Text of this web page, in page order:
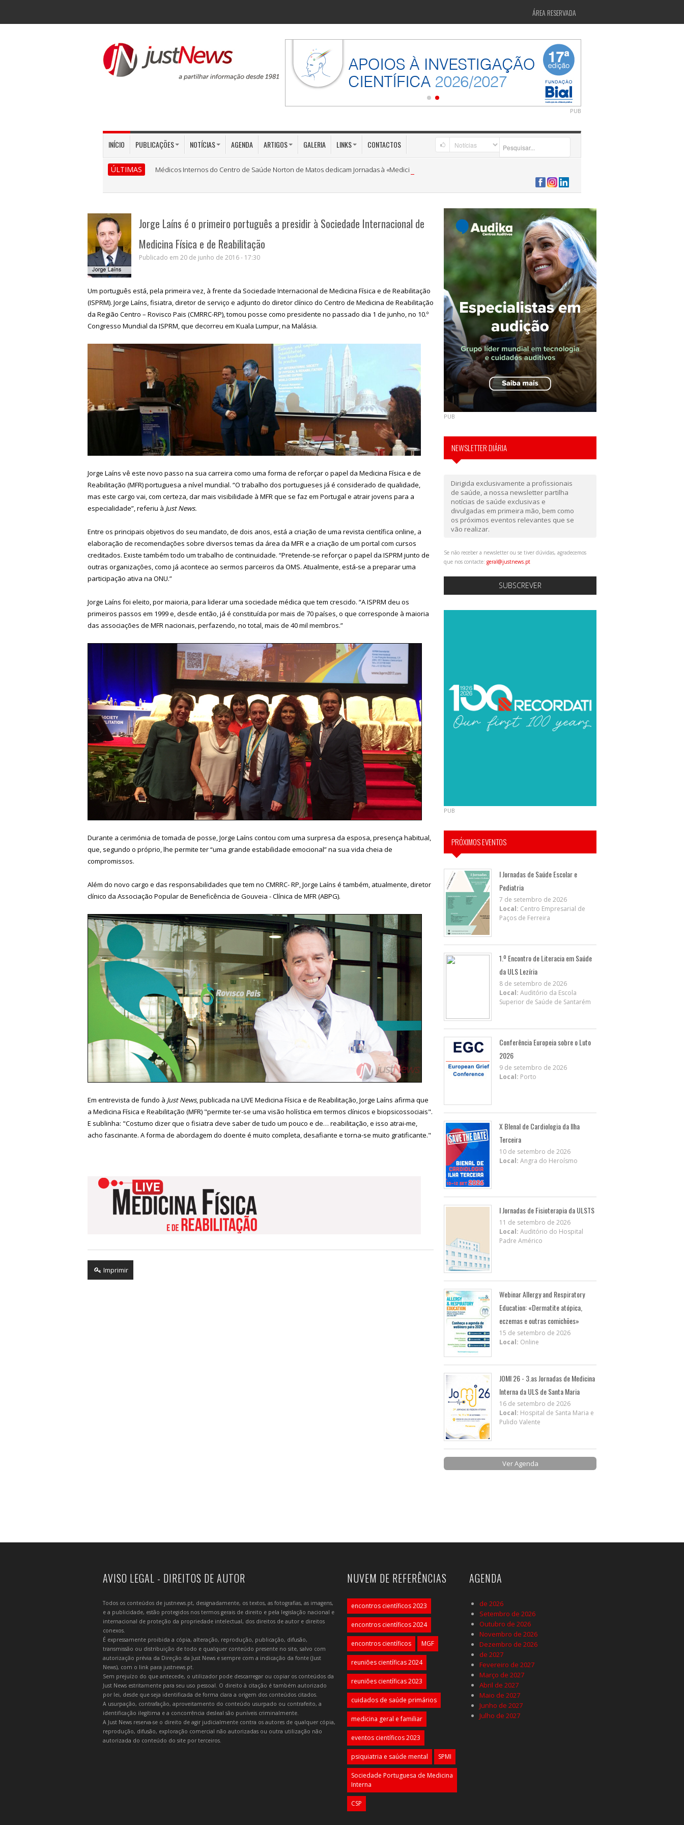
ÁREA RESERVADA
PUB
INÍCIO PUBLICAÇÕES NOTÍCIAS AGENDA ARTIGOS GALERIA LINKS CONTACTOS
ÚLTIMAS Médicos Internos do Centro de Saúde Norton de Matos dedicam Jornadas à «Medicina Preventiva»
Jorge Laíns é o primeiro português a presidir à Sociedade Internacional de
Medicina Física e de Reabilitação
Publicado em 20 de junho de 2016 - 17:30
Um português está, pela primeira vez, à frente da Sociedade Internacional de Medicina Física e de Reabilitação
(ISPRM). Jorge Laíns, fisiatra, diretor de serviço e adjunto do diretor clínico do Centro de Medicina de Reabilitação
da Região Centro – Rovisco Pais (CMRRC-RP), tomou posse como presidente no passado dia 1 de junho, no 10.º
Congresso Mundial da ISPRM, que decorreu em Kuala Lumpur, na Malásia.
Jorge Laíns vê este novo passo na sua carreira como uma forma de reforçar o papel da Medicina Física e de
Reabilitação (MFR) portuguesa a nível mundial. “O trabalho dos portugueses já é considerado de qualidade,
mas este cargo vai, com certeza, dar mais visibilidade à MFR que se faz em Portugal e atrair jovens para a
especialidade”, referiu à Just News.
Entre os principais objetivos do seu mandato, de dois anos, está a criação de uma revista científica online, a
elaboração de recomendações sobre diversos temas da área da MFR e a criação de um portal com cursos
creditados. Existe também todo um trabalho de continuidade. “Pretende-se reforçar o papel da ISPRM junto de
outras organizações, como já acontece ao sermos parceiros da OMS. Atualmente, está-se a preparar uma
participação ativa na ONU.”
Jorge Laíns foi eleito, por maioria, para liderar uma sociedade médica que tem crescido. “A ISPRM deu os
primeiros passos em 1999 e, desde então, já é constituída por mais de 70 países, o que corresponde à maioria
das associações de MFR nacionais, perfazendo, no total, mais de 40 mil membros.”
Durante a cerimónia de tomada de posse, Jorge Laíns contou com uma surpresa da esposa, presença habitual,
que, segundo o próprio, lhe permite ter “uma grande estabilidade emocional” na sua vida cheia de
compromissos.
Além do novo cargo e das responsabilidades que tem no CMRRC- RP, Jorge Laíns é também, atualmente, diretor
clínico da Associação Popular de Beneficência de Gouveia - Clínica de MFR (ABPG).
Em entrevista de fundo à Just News, publicada na LIVE Medicina Física e de Reabilitação, Jorge Laíns afirma que
a Medicina Física e Reabilitação (MFR) "permite ter-se uma visão holística em termos clínicos e biopsicossociais".
E sublinha: "Costumo dizer que o fisiatra deve saber de tudo um pouco e de… reabilitação, e isso atrai-me,
acho fascinante. A forma de abordagem do doente é muito completa, desafiante e torna-se muito gratificante."
Imprimir
PUB
NEWSLETTER DIÁRIA
Dirigida exclusivamente a profissionais
de saúde, a nossa newsletter partilha
notícias de saúde exclusivas e
divulgadas em primeira mão, bem como
os próximos eventos relevantes que se
vão realizar.
Se não receber a newsletter ou se tiver dúvidas, agradecemos
que nos contacte: geral@justnews.pt
SUBSCREVER
PUB
PRÓXIMOS EVENTOS
I Jornadas de Saúde Escolar e
Pediatria
7 de setembro de 2026
Local: Centro Empresarial de
Paços de Ferreira
1.º Encontro de Literacia em Saúde
da ULS Lezíria
8 de setembro de 2026
Local: Auditório da Escola
Superior de Saúde de Santarém
Conferência Europeia sobre o Luto
2026
9 de setembro de 2026
Local: Porto
X BIenal de Cardiologia da Ilha
Terceira
10 de setembro de 2026
Local: Angra do Heroísmo
I Jornadas de Fisioterapia da ULSTS
11 de setembro de 2026
Local: Auditório do Hospital
Padre Américo
Webinar Allergy and Respiratory
Education: «Dermatite atópica,
eczemas e outras comichões»
15 de setembro de 2026
Local: Online
JOMI 26 - 3.as Jornadas de Medicina
Interna da ULS de Santa Maria
16 de setembro de 2026
Local: Hospital de Santa Maria e
Pulido Valente
Ver Agenda
AVISO LEGAL - DIREITOS DE AUTOR
Todos os conteúdos de justnews.pt, designadamente, os textos, as fotografias, as imagens,
e a publicidade, estão protegidos nos termos gerais de direito e pela legislação nacional e
internacional de proteção da propriedade intelectual, dos direitos de autor e direitos
conexos.
É expressamente proibida a cópia, alteração, reprodução, publicação, difusão,
transmissão ou distribuição de todo e qualquer conteúdo presente no site, salvo com
autorização prévia da Direção da Just News e sempre com a indicação da fonte (Just
News), com o link para justnews.pt.
Sem prejuízo do que antecede, o utilizador pode descarregar ou copiar os conteúdos da
Just News estritamente para seu uso pessoal. O direito à citação é também autorizado
por lei, desde que seja identificada de forma clara a origem dos conteúdos citados.
A usurpação, contrafação, aproveitamento do conteúdo usurpado ou contrafeito, a
identificação ilegítima e a concorrência desleal são puníveis criminalmente.
A Just News reserva-se o direito de agir judicialmente contra os autores de qualquer cópia,
reprodução, difusão, exploração comercial não autorizadas ou outra utilização não
autorizada do conteúdo do site por terceiros.
NUVEM DE REFERÊNCIAS
encontros científicos 2023
encontros científicos 2024
encontros científicos MGF
reuniões científicas 2024
reuniões científicas 2023
cuidados de saúde primários
medicina geral e familiar
eventos científicos 2023
psiquiatria e saúde mental SPMI
Sociedade Portuguesa de Medicina
Interna
CSP
AGENDA
de 2026
Setembro de 2026
Outubro de 2026
Novembro de 2026
Dezembro de 2026
de 2027
Fevereiro de 2027
Março de 2027
Abril de 2027
Maio de 2027
Junho de 2027
Julho de 2027